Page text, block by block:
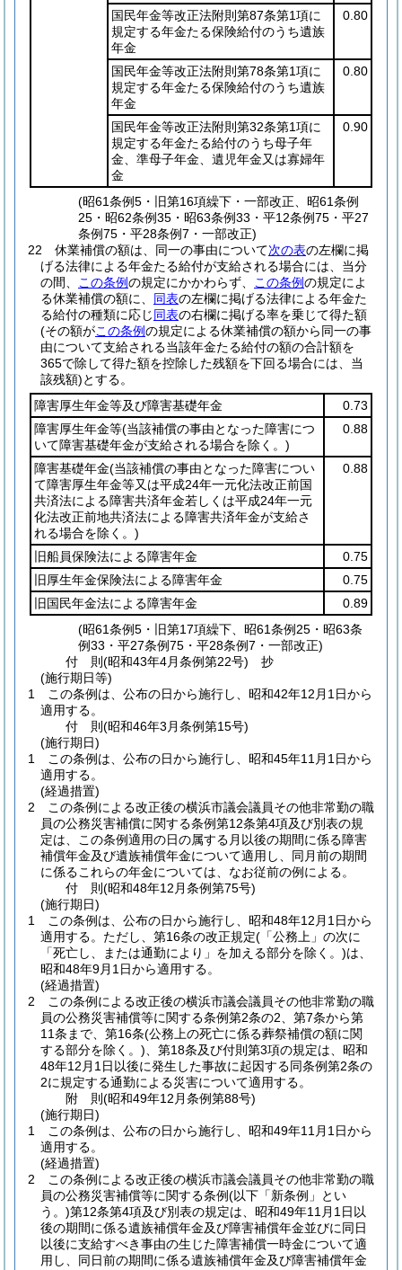
国民年金等改正法附則第87条第1項に
規定する年金たる保険給付のうち遺族
年金
0.80
国民年金等改正法附則第78条第1項に
規定する年金たる保険給付のうち遺族
年金
0.80
国民年金等改正法附則第32条第1項に
規定する年金たる給付のうち母子年
金、準母子年金、遺児年金又は寡婦年
金
0.90
(昭61条例5・旧第16項繰下・一部改正、昭61条例
25・昭62条例35・昭63条例33・平12条例75・平27
条例75・平28条例7・一部改正)
22
休業補償の額は、同一の事由について次の表の左欄に掲
げる法律による年金たる給付が支給される場合には、当分
の間、
この条例の規定にかかわらず、 この条例の規定によ
る休業補償の額に、 同表の左欄に掲げる法律による年金た
る給付の種類に応じ同表の右欄に掲げる率を乗じて得た額
(その額がこの条例の規定による休業補償の額から同一の事
由について支給される当該年金たる給付の額の合計額を
365で除して得た額を控除した残額を下回る場合には、当
該残額)とする。
障害厚生年金等及び障害基礎年金
0.73
障害厚生年金等(当該補償の事由となった障害につ
いて障害基礎年金が支給される場合を除く。)
0.88
障害基礎年金(当該補償の事由となった障害につい
て障害厚生年金等又は平成24年一元化法改正前国
共済法による障害共済年金若しくは平成24年一元
化法改正前地共済法による障害共済年金が支給さ
れる場合を除く。)
0.88
旧船員保険法による障害年金
0.75
旧厚生年金保険法による障害年金
0.75
旧国民年金法による障害年金
0.89
(昭61条例5・旧第17項繰下、昭61条例25・昭63条
例33・平27条例75・平28条例7・一部改正)
付 則(昭和43年4月条例第22号) 抄
(施行期日等)
1
この条例は、公布の日から施行し、昭和42年12月1日から
適用する。
付 則(昭和46年3月条例第15号)
(施行期日)
1
この条例は、公布の日から施行し、昭和45年11月1日から
適用する。
(経過措置)
2
この条例による改正後の横浜市議会議員その他非常勤の職
員の公務災害補償に関する条例第12条第4項及び別表の規
定は、この条例適用の日の属する月以後の期間に係る障害
補償年金及び遺族補償年金について適用し、同月前の期間
に係るこれらの年金については、なお従前の例による。
付 則(昭和48年12月条例第75号)
(施行期日)
1
この条例は、公布の日から施行し、昭和48年12月1日から
適用する。 ただし、第16条の改正規定(「公務上」の次に
「死亡し、または通勤により」を加える部分を除く。)は、
昭和48年9月1日から適用する。
(経過措置)
2
この条例による改正後の横浜市議会議員その他非常勤の職
員の公務災害補償等に関する条例第2条の2、第7条から第
11条まで、第16条(公務上の死亡に係る葬祭補償の額に関
する部分を除く。) 、第18条及び付則第3項の規定は、昭和
48年12月1日以後に発生した事故に起因する同条例第2条の
2に規定する通勤による災害について適用する。
附 則(昭和49年12月条例第88号)
(施行期日)
1
この条例は、公布の日から施行し、昭和49年11月1日から
適用する。
(経過措置)
2
この条例による改正後の横浜市議会議員その他非常勤の職
員の公務災害補償等に関する条例(以下「新条例」とい
う。)第12条第4項及び別表の規定は、昭和49年11月1日以
後の期間に係る遺族補償年金及び障害補償年金並びに同日
以後に支給すべき事由の生じた障害補償一時金について適
用し、同日前の期間に係る遺族補償年金及び障害補償年金